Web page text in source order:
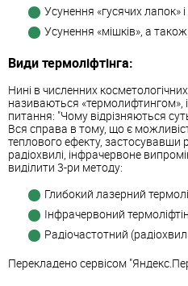
Усунення «гусячих лапок»
Усунення «мішків», а
Види термоліфтінга:
Нині в численних косметологічних
називаються «термолифтингом»,
питання: "Чому відрізняються
Вся справа в тому, що є
теплового ефекту, застосувавши
радіохвилі, інфрачервоне
виділити 3-ри методу:
Глибокий лазерний
Інфрачервоний
Радіочастотний
Перекладено сервісом